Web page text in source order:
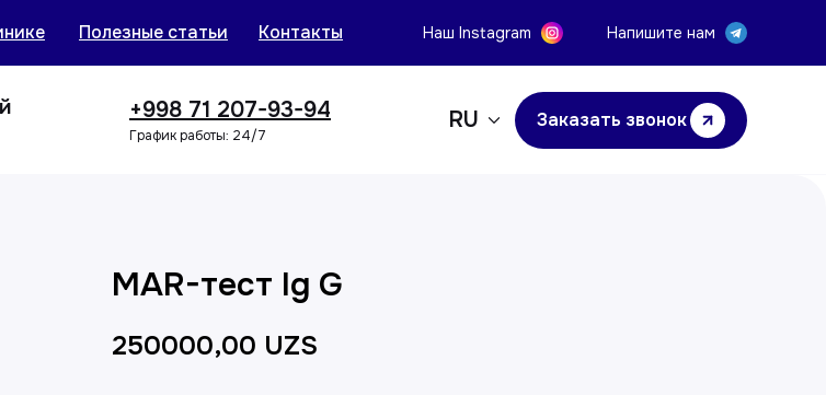
Полезные статьи Наш Instagram
Контакты
RU
Напишите нам
График работы: 24/7
+998 71 207-93-94 Заказать звонок
MAR-тест Ig G
250000,00 UZS